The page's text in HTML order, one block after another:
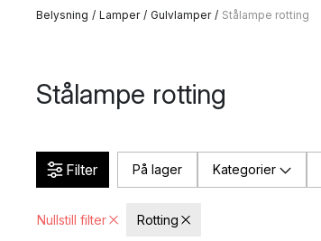
Belysning / Lamper / Gulvlamper / Stålampe rotting
Stålampe rotting
Filter På lager Kategorier
Nullstill filter Rotting